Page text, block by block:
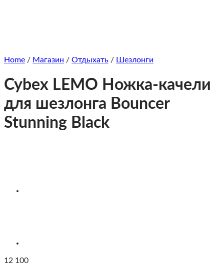
Home / Магазин / Отдыхать / Шезлонги
Cybex LEMO Ножка-качели
для шезлонга Bouncer
Stunning Black
12 100